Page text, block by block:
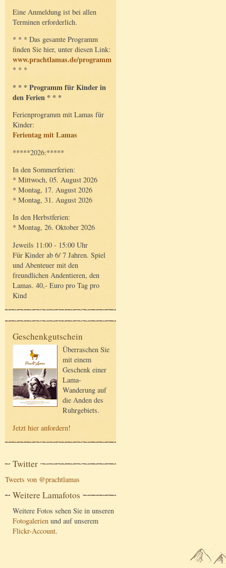
Eine Anmeldung ist bei allen
Terminen erforderlich.
* * * Das gesamte Programm
finden Sie hier, unter diesen Link:
www.prachtlamas.de/programm
* * *
* * * Programm für Kinder in
den Ferien * * *
Ferienprogramm mit Lamas für
Kinder:
Ferientag mit Lamas
*****2026:*****
In den Sommerferien:
* Mittwoch, 05. August 2026
* Montag, 17. August 2026
* Montag, 31. August 2026
In den Herbstferien:
* Montag, 26. Oktober 2026
Jeweils 11:00 - 15:00 Uhr
Für Kinder ab 6/ 7 Jahren. Spiel
und Abenteuer mit den
freundlichen Andentieren, den
Lamas. 40,- Euro pro Tag pro
Kind
Geschenkgutschein
Überraschen Sie
mit einem
Geschenk einer
Lama-
Wanderung auf
die Anden des
Ruhrgebiets.
Jetzt hier anfordern!
Twitter
Tweets von @prachtlamas
Weitere Lamafotos
Weitere Fotos sehen Sie in unseren
Fotogalerien und auf unserem
Flickr-Account.